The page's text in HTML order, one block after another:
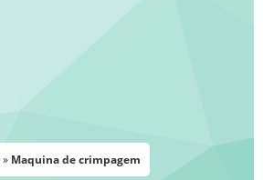
» Maquina de crimpagem